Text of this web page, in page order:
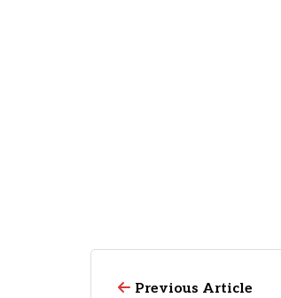
Previous Article